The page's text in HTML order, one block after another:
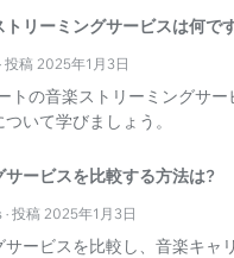
トリーミングサービスは何で
稿 2025年1月3日
トの音楽ストリーミングサ
いて学びましょう。
ービスを比較する方法は?
投稿 2025年1月3日
ービスを比較し、音楽キ